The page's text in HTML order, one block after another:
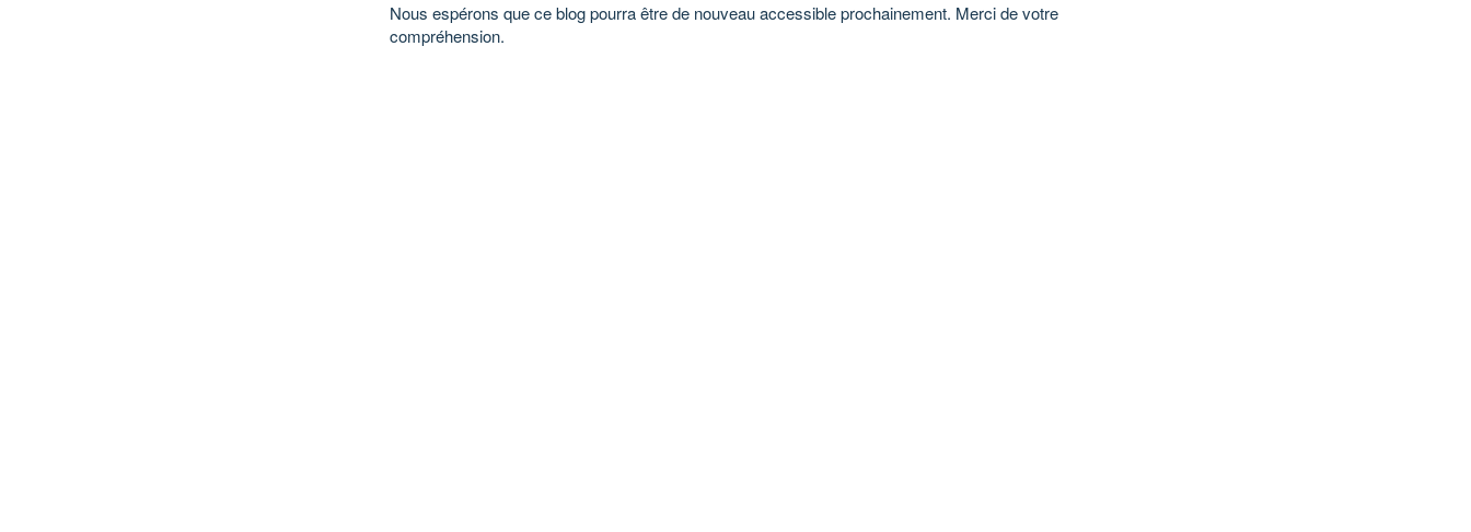
Nous espérons que ce blog pourra être de nouveau accessible prochainement. Merci de votre
compréhension.